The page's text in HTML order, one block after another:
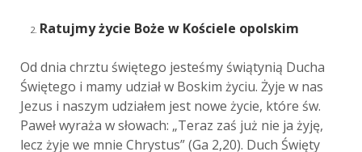
Ratujmy życie Boże w Kościele opolskim
Od dnia chrztu świętego jesteśmy świątynią Ducha
Świętego i mamy udział w Boskim życiu. Żyje w nas
Jezus i naszym udziałem jest nowe życie, które św.
Paweł wyraża w słowach: „Teraz zaś już nie ja żyję,
lecz żyje we mnie Chrystus” (Ga 2,20). Duch Święty